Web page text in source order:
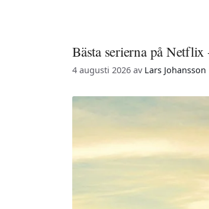
Bästa serierna på Netflix
4 augusti 2026 av Lars Johansson